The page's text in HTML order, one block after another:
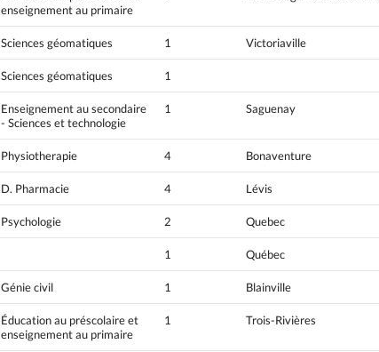
enseignement au primaire
Sciences géomatiques 1 Victoriaville
Sciences géomatiques 1
Enseignement au secondaire
- Sciences et technologie
1 Saguenay
Physiotherapie 4 Bonaventure
D. Pharmacie 4 Lévis
Psychologie 2 Quebec
1 Québec
Génie civil 1 Blainville
Éducation au préscolaire et
enseignement au primaire
1 Trois-Rivières